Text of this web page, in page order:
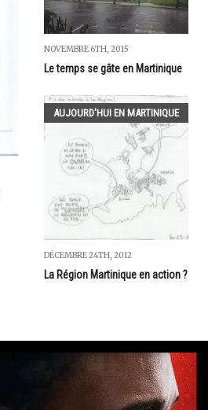
NOVEMBRE 6TH, 2015
Le temps se gâte en Martinique
AUJOURD'HUI EN MARTINIQUE
DÉCEMBRE 24TH, 2012
La Région Martinique en action ?